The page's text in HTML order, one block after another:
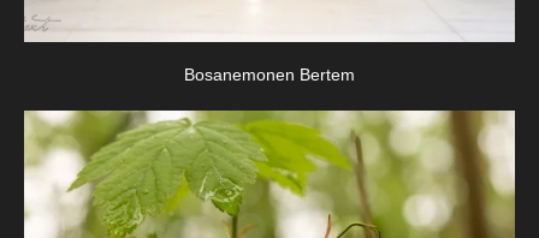
Bosanemonen Bertem